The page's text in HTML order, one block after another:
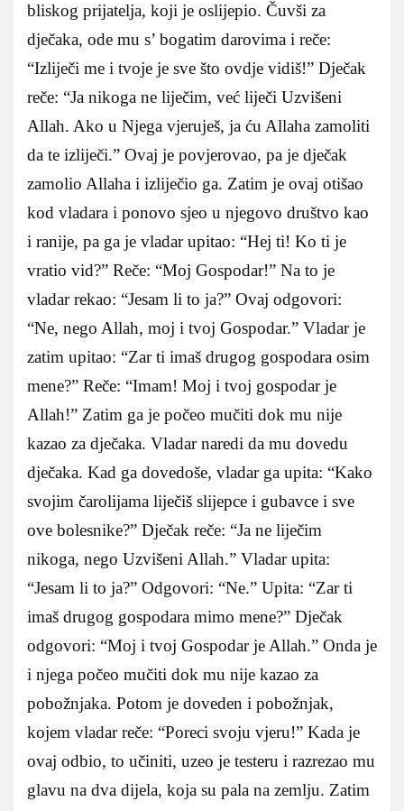
bliskog prijatelja, koji je oslijepio. Čuvši za
dječaka, ode mu s’ bogatim darovima i reče:
“Izliječi me i tvoje je sve što ovdje vidiš!” Dječak
reče: “Ja nikoga ne liječim, već liječi Uzvišeni
Allah. Ako u Njega vjeruješ, ja ću Allaha zamoliti
da te izliječi.” Ovaj je povjerovao, pa je dječak
zamolio Allaha i izliječio ga. Zatim je ovaj otišao
kod vladara i ponovo sjeo u njegovo društvo kao
i ranije, pa ga je vladar upitao: “Hej ti! Ko ti je
vratio vid?” Reče: “Moj Gospodar!” Na to je
vladar rekao: “Jesam li to ja?” Ovaj odgovori:
“Ne, nego Allah, moj i tvoj Gospodar.” Vladar je
zatim upitao: “Zar ti imaš drugog gospodara osim
mene?” Reče: “Imam! Moj i tvoj gospodar je
Allah!” Zatim ga je počeo mučiti dok mu nije
kazao za dječaka. Vladar naredi da mu dovedu
dječaka. Kad ga dovedoše, vladar ga upita: “Kako
svojim čarolijama liječiš slijepce i gubavce i sve
ove bolesnike?” Dječak reče: “Ja ne liječim
nikoga, nego Uzvišeni Allah.” Vladar upita:
“Jesam li to ja?” Odgovori: “Ne.” Upita: “Zar ti
imaš drugog gospodara mimo mene?” Dječak
odgovori: “Moj i tvoj Gospodar je Allah.” Onda je
i njega počeo mučiti dok mu nije kazao za
pobožnjaka. Potom je doveden i pobožnjak,
kojem vladar reče: “Poreci svoju vjeru!” Kada je
ovaj odbio, to učiniti, uzeo je testeru i razrezao mu
glavu na dva dijela, koja su pala na zemlju. Zatim